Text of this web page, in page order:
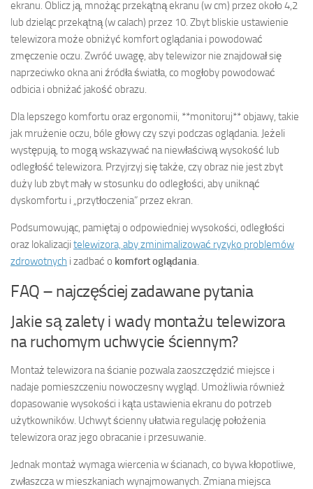
ekranu. Oblicz ją, mnożąc przekątną ekranu (w cm) przez około 4,2
lub dzieląc przekątną (w calach) przez 10. Zbyt bliskie ustawienie
telewizora może obniżyć komfort oglądania i powodować
zmęczenie oczu. Zwróć uwagę, aby telewizor nie znajdował się
naprzeciwko okna ani źródła światła, co mogłoby powodować
odbicia i obniżać jakość obrazu.
Dla lepszego komfortu oraz ergonomii, **monitoruj** objawy, takie
jak mrużenie oczu, bóle głowy czy szyi podczas oglądania. Jeżeli
występują, to mogą wskazywać na niewłaściwą wysokość lub
odległość telewizora. Przyjrzyj się także, czy obraz nie jest zbyt
duży lub zbyt mały w stosunku do odległości, aby uniknąć
dyskomfortu i „przytłoczenia” przez ekran.
Podsumowując, pamiętaj o odpowiedniej wysokości, odległości
oraz lokalizacji telewizora, aby zminimalizować ryzyko problemów
zdrowotnych i zadbać o komfort oglądania.
FAQ – najczęściej zadawane pytania
Jakie są zalety i wady montażu telewizora
na ruchomym uchwycie ściennym?
Montaż telewizora na ścianie pozwala zaoszczędzić miejsce i
nadaje pomieszczeniu nowoczesny wygląd. Umożliwia również
dopasowanie wysokości i kąta ustawienia ekranu do potrzeb
użytkowników. Uchwyt ścienny ułatwia regulację położenia
telewizora oraz jego obracanie i przesuwanie.
Jednak montaż wymaga wiercenia w ścianach, co bywa kłopotliwe,
zwłaszcza w mieszkaniach wynajmowanych. Zmiana miejsca